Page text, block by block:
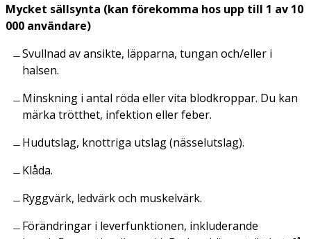
Mycket sällsynta (kan förekomma hos upp till 1 av 10
000 användare)
Svullnad av ansikte, läpparna, tungan och/eller i
halsen.
Minskning i antal röda eller vita blodkroppar. Du kan
märka trötthet, infektion eller feber.
Hudutslag, knottriga utslag (nässelutslag).
Klåda.
Ryggvärk, ledvärk och muskelvärk.
Förändringar i leverfunktionen, inkluderande